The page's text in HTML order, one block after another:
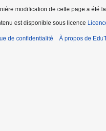
modification de cette page a été
est disponible sous licence
de confidentialité À propos de